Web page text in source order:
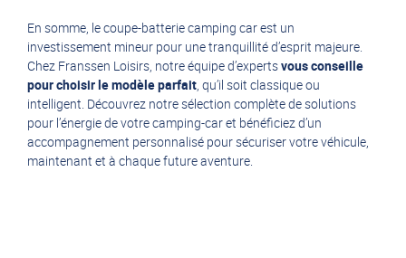
En somme, le coupe-batterie camping car est un
investissement mineur pour une tranquillité d’esprit majeure.
Chez Franssen Loisirs, notre équipe d’expertsvous conseille
pour choisir le modèle parfait, qu’il soit classique ou
intelligent. Découvrez notre sélection complète de solutions
pour l’énergie de votre camping-car et bénéficiez d’un
accompagnement personnalisé pour sécuriser votre véhicule,
maintenant et à chaque future aventure.